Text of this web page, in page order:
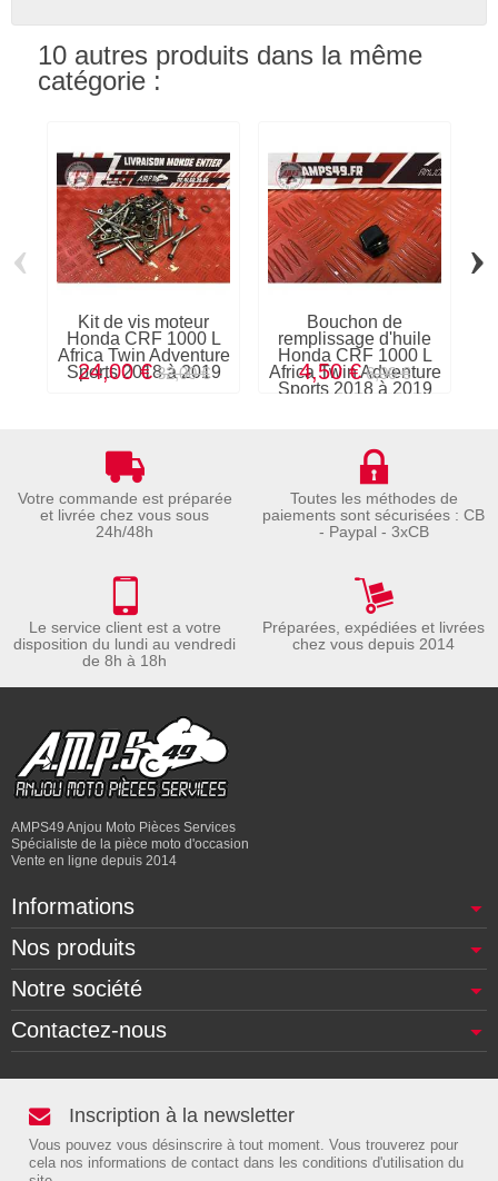
10 autres produits dans la même
catégorie :
Kit de vis moteur
Honda CRF 1000 L
Africa Twin Adventure
Sports 2018 à 2019
24,00 € 32,00 €
Bouchon de
remplissage d'huile
Honda CRF 1000 L
Africa Twin Adventure
Sports 2018 à 2019
4,50 € 6,00 €
‹ ›
Votre commande est préparée
et livrée chez vous sous
24h/48h
Toutes les méthodes de
paiements sont sécurisées : CB
- Paypal - 3xCB
Le service client est a votre
disposition du lundi au vendredi
de 8h à 18h
Préparées, expédiées et livrées
chez vous depuis 2014
AMPS49 Anjou Moto Pièces Services
Spécialiste de la pièce moto d'occasion
Vente en ligne depuis 2014
Informations
Nos produits
Notre société
Contactez-nous
Inscription à la newsletter
Vous pouvez vous désinscrire à tout moment. Vous trouverez pour
cela nos informations de contact dans les conditions d'utilisation du